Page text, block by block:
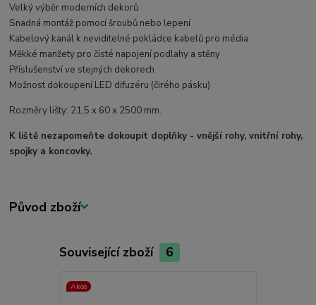
Velký výběr moderních dekorů
Snadná montáž pomocí šroubů nebo lepení
Kabelový kanál k neviditelné pokládce kabelů pro média
Měkké manžety pro čisté napojení podlahy a stěny
Příslušenství ve stejných dekorech
Možnost dokoupení LED difuzéru (čirého pásku)
Rozměry lišty: 21,5 x 60 x 2500 mm.
K liště nezapomeňte dokoupit doplňky - vnější rohy, vnitřní rohy,
spojky a koncovky.
Původ zboží
Související zboží 6
Akce